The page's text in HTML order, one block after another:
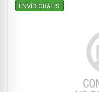
ENVÍO GRATIS